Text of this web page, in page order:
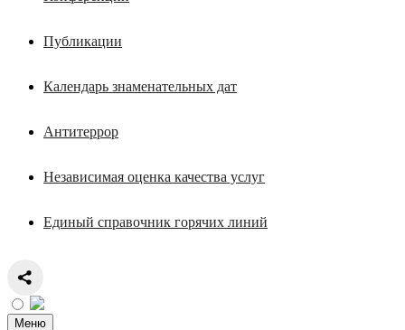
Публикации
Календарь знаменательных дат
Антитеррор
Независимая оценка качества услуг
Единый справочник горячих линий
Меню